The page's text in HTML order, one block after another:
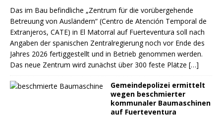
Das im Bau befindliche „Zentrum für die vorübergehende
Betreuung von Ausländern“ (Centro de Atención Temporal de
Extranjeros, CATE) in El Matorral auf Fuerteventura soll nach
Angaben der spanischen Zentralregierung noch vor Ende des
Jahres 2026 fertiggestellt und in Betrieb genommen werden.
Das neue Zentrum wird zunächst über 300 feste Plätze […]
Gemeindepolizei ermittelt
wegen beschmierter
kommunaler Baumaschinen
auf Fuerteventura